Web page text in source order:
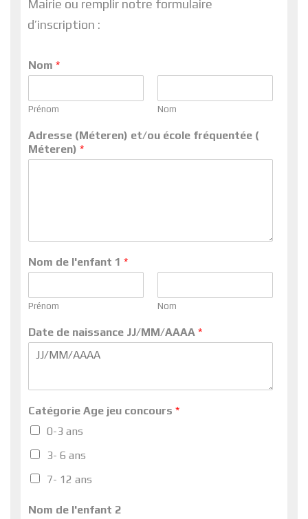
Mairie ou remplir notre formulaire
d’inscription :
Nom *
Prénom Nom
Adresse (Méteren) et/ou école fréquentée (
Méteren) *
Nom de l'enfant 1 *
Prénom Nom
Date de naissance JJ/MM/AAAA *
Catégorie Age jeu concours *
0-3 ans
3- 6 ans
7- 12 ans
Nom de l'enfant 2